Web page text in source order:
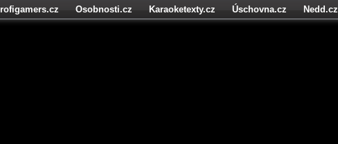
Osobnosti.cz Karaoketexty.cz Úschovna.cz
Nedd.cz